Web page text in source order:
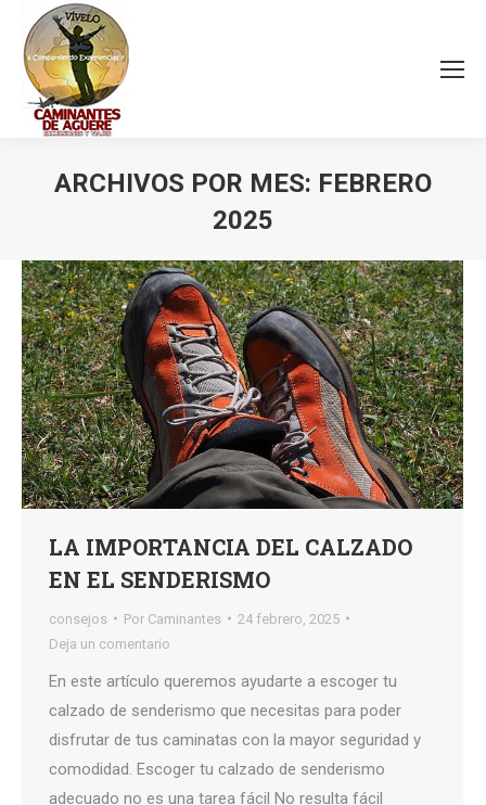
ARCHIVOS POR MES: FEBRERO
2025
LA IMPORTANCIA DEL CALZADO
EN EL SENDERISMO
consejos Por Caminantes
24 febrero, 2025
Deja un comentario
En este artículo queremos ayudarte a escoger tu
calzado de senderismo que necesitas para poder
disfrutar de tus caminatas con la mayor seguridad y
comodidad. Escoger tu calzado de senderismo
adecuado no es una tarea fácil No resulta fácil